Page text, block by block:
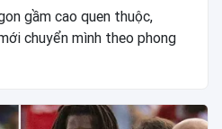
gầm cao quen thuộc,
chuyển mình theo phong